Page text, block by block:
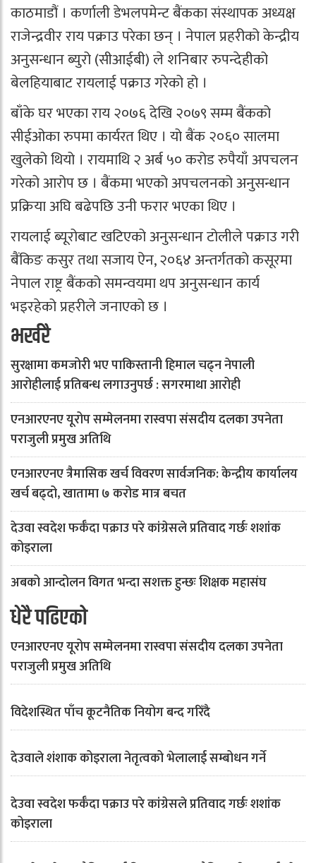
काठमाडौं । कर्णाली डेभलपमेन्ट बैंकका संस्थापक अध्यक्ष
राजेन्द्रवीर राय पक्राउ परेका छन् । नेपाल प्रहरीको केन्द्रीय
अनुसन्धान ब्युरो (सीआईबी) ले शनिबार रुपन्देहीको
बेलहियाबाट रायलाई पक्राउ गरेको हो ।
बाँके घर भएका राय २०७६ देखि २०७९ सम्म बैंकको
सीईओका रुपमा कार्यरत थिए । यो बैंक २०६० सालमा
खुलेको थियो । रायमाथि २ अर्ब ५० करोड रुपैयाँ अपचलन
गरेको आरोप छ । बैंकमा भएको अपचलनको अनुसन्धान
प्रक्रिया अघि बढेपछि उनी फरार भएका थिए ।
रायलाई ब्यूरोबाट खटिएको अनुसन्धान टोलीले पक्राउ गरी
बैंकिङ कसुर तथा सजाय ऐन, २०६४ अन्तर्गतको कसूरमा
नेपाल राष्ट्र बैंकको समन्वयमा थप अनुसन्धान कार्य
भइरहेको प्रहरीले जनाएको छ ।
भर्खरै
सुरक्षामा कमजोरी भए पाकिस्तानी हिमाल चढ्न नेपाली
आरोहीलाई प्रतिबन्ध लगाउनुपर्छ : सगरमाथा आरोही
एनआरएनए यूरोप सम्मेलनमा रास्वपा संसदीय दलका उपनेता
पराजुली प्रमुख अतिथि
एनआरएनए त्रैमासिक खर्च विवरण सार्वजनिक: केन्द्रीय कार्यालय
खर्च बढ्दो, खातामा ७ करोड मात्र बचत
देउवा स्वदेश फर्कँदा पक्राउ परे कांग्रेसले प्रतिवाद गर्छः शशांक
कोइराला
अबको आन्दोलन विगत भन्दा सशक्त हुन्छः शिक्षक महासंघ
धेरै पढिएको
एनआरएनए यूरोप सम्मेलनमा रास्वपा संसदीय दलका उपनेता
पराजुली प्रमुख अतिथि
विदेशस्थित पाँच कूटनैतिक नियोग बन्द गरिँदै
देउवाले शंशाक कोइराला नेतृत्वको भेलालाई सम्बोधन गर्ने
देउवा स्वदेश फर्कँदा पक्राउ परे कांग्रेसले प्रतिवाद गर्छः शशांक
कोइराला